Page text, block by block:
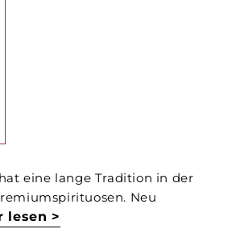
eine lange Tradition in der
Neu
lesen >